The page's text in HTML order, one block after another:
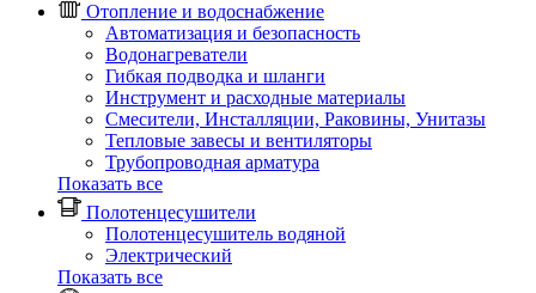
Отопление и водоснабжение
Автоматизация и безопасность
Водонагреватели
Гибкая подводка и шланги
Инструмент и расходные материалы
Смесители, Инсталляции, Раковины, Унитазы
Тепловые завесы и вентиляторы
Трубопроводная арматура
Показать все
Полотенцесушители
Полотенцесушитель водяной
Электрический
Показать все